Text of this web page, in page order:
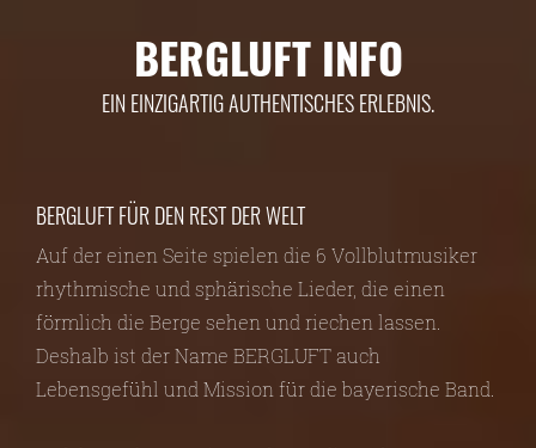
BERGLUFT INFO
EIN EINZIGARTIG AUTHENTISCHES ERLEBNIS.
BERGLUFT FÜR DEN REST DER WELT
Auf der einen Seite spielen die 6 Vollblutmusiker
rhythmische und sphärische Lieder, die einen
förmlich die Berge sehen und riechen lassen.
Deshalb ist der Name BERGLUFT auch
Lebensgefühl und Mission für die bayerische Band.